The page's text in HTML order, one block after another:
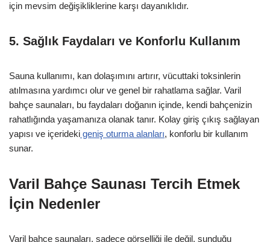
için mevsim değişikliklerine karşı dayanıklıdır.
5. Sağlık Faydaları ve Konforlu Kullanım
Sauna kullanımı, kan dolaşımını artırır, vücuttaki toksinlerin
atılmasına yardımcı olur ve genel bir rahatlama sağlar. Varil
bahçe saunaları, bu faydaları doğanın içinde, kendi bahçenizin
rahatlığında yaşamanıza olanak tanır. Kolay giriş çıkış sağlayan
yapısı ve içerideki geniş oturma alanları, konforlu bir kullanım
sunar.
Varil Bahçe Saunası Tercih Etmek
İçin Nedenler
Varil bahçe saunaları, sadece görselliği ile değil, sunduğu